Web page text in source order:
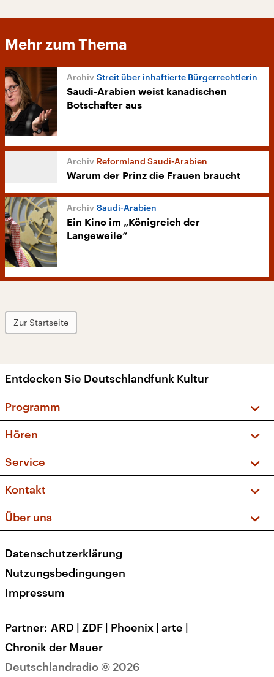
Mehr zum Thema
Streit über inhaftierte Bürgerrechtlerin
Saudi-Arabien weist kanadischen
Botschafter aus
Reformland Saudi-Arabien
Warum der Prinz die Frauen braucht
Saudi-Arabien
Ein Kino im „Königreich der
Langeweile“
Zur Startseite
Entdecken Sie Deutschlandfunk Kultur
Programm
Sendungen und Podcasts
Musikliste
Kakadu – Das Kinderprogramm
Hören
Frequenzen (UKW + DAB+)
Service
FAQ
Apps
Newsletter
Kontakt
Social Media
Über uns
Presse
Karriere
Transparenz
Deutschlandradio © 2026
Datenschutzerklärung
Nutzungsbedingungen
Impressum
Partner ARD | ZDF | Phoenix | arte |
Chronik der Mauer